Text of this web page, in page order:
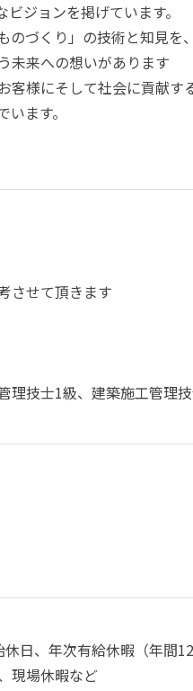
ジョンを掲げています。
のづくり」の技術と知見
未来への想いがあります
客様にそして社会に貢献
ます。
させて頂きます
理技士1級、建築施工管理
日、年次有給休暇（年間
現場休暇など